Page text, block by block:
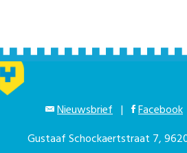
Nieuwsbrief | Facebook
Gustaaf Schockaertstraat 7,